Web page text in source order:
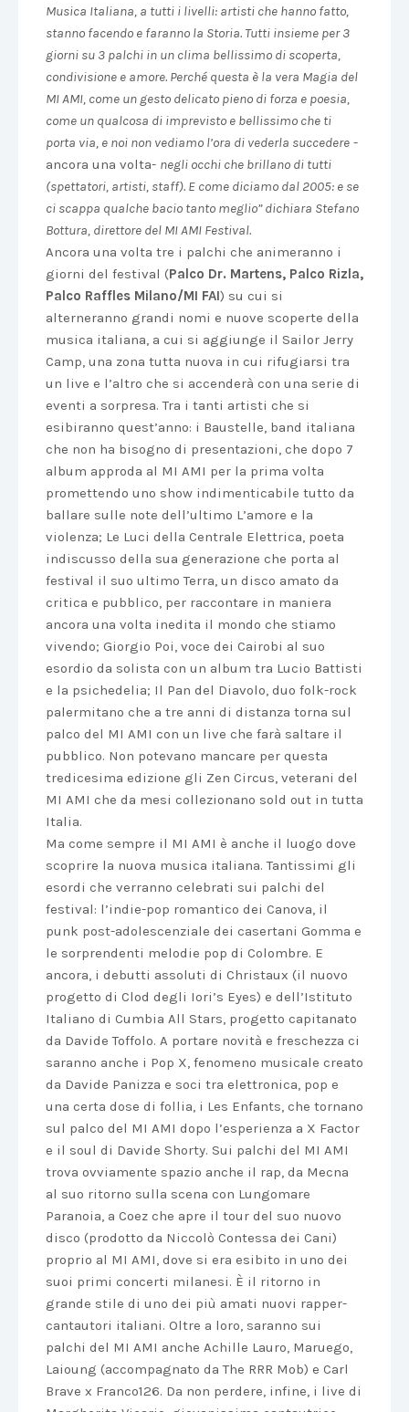
Musica Italiana, a tutti i livelli: artisti che hanno fatto,
stanno facendo e faranno la Storia. Tutti insieme per 3
giorni su 3 palchi in un clima bellissimo di scoperta,
condivisione e amore. Perché questa è la vera Magia del
MI AMI, come un gesto delicato pieno di forza e poesia,
come un qualcosa di imprevisto e bellissimo che ti
porta via, e noi non vediamo l’ora di vederla succedere -
ancora una volta- negli occhi che brillano di tutti
(spettatori, artisti, staff). E come diciamo dal 2005: e se
ci scappa qualche bacio tanto meglio” dichiara Stefano
Bottura, direttore del MI AMI Festival.
Ancora una volta tre i palchi che animeranno i
giorni del festival (Palco Dr. Martens, Palco Rizla,
Palco Raffles Milano/MI FAI) su cui si
alterneranno grandi nomi e nuove scoperte della
musica italiana, a cui si aggiunge il Sailor Jerry
Camp, una zona tutta nuova in cui rifugiarsi tra
un live e l’altro che si accenderà con una serie di
eventi a sorpresa. Tra i tanti artisti che si
esibiranno quest’anno: i Baustelle, band italiana
che non ha bisogno di presentazioni, che dopo 7
album approda al MI AMI per la prima volta
promettendo uno show indimenticabile tutto da
ballare sulle note dell’ultimo L’amore e la
violenza; Le Luci della Centrale Elettrica, poeta
indiscusso della sua generazione che porta al
festival il suo ultimo Terra, un disco amato da
critica e pubblico, per raccontare in maniera
ancora una volta inedita il mondo che stiamo
vivendo; Giorgio Poi, voce dei Cairobi al suo
esordio da solista con un album tra Lucio Battisti
e la psichedelia; Il Pan del Diavolo, duo folk-rock
palermitano che a tre anni di distanza torna sul
palco del MI AMI con un live che farà saltare il
pubblico. Non potevano mancare per questa
tredicesima edizione gli Zen Circus, veterani del
MI AMI che da mesi collezionano sold out in tutta
Italia.
Ma come sempre il MI AMI è anche il luogo dove
scoprire la nuova musica italiana. Tantissimi gli
esordi che verranno celebrati sui palchi del
festival: l’indie-pop romantico dei Canova, il
punk post-adolescenziale dei casertani Gomma e
le sorprendenti melodie pop di Colombre. E
ancora, i debutti assoluti di Christaux (il nuovo
progetto di Clod degli Iori’s Eyes) e dell’Istituto
Italiano di Cumbia All Stars, progetto capitanato
da Davide Toffolo. A portare novità e freschezza ci
saranno anche i Pop X, fenomeno musicale creato
da Davide Panizza e soci tra elettronica, pop e
una certa dose di follia, i Les Enfants, che tornano
sul palco del MI AMI dopo l’esperienza a X Factor
e il soul di Davide Shorty. Sui palchi del MI AMI
trova ovviamente spazio anche il rap, da Mecna
al suo ritorno sulla scena con Lungomare
Paranoia, a Coez che apre il tour del suo nuovo
disco (prodotto da Niccolò Contessa dei Cani)
proprio al MI AMI, dove si era esibito in uno dei
suoi primi concerti milanesi. È il ritorno in
grande stile di uno dei più amati nuovi rapper-
cantautori italiani. Oltre a loro, saranno sui
palchi del MI AMI anche Achille Lauro, Maruego,
Laioung (accompagnato da The RRR Mob) e Carl
Brave x Franco126. Da non perdere, infine, i live di